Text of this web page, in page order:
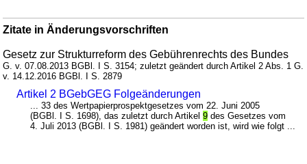
Zitate in Änderungsvorschriften
Gesetz zur Strukturreform des Gebührenrechts des Bundes
G. v. 07.08.2013 BGBl. I S. 3154; zuletzt geändert durch Artikel 2 Abs. 1 G.
v. 14.12.2016 BGBl. I S. 2879
Artikel 2 BGebGEG Folgeänderungen
... 33 des Wertpapierprospektgesetzes vom 22. Juni 2005
(BGBl. I S. 1698), das zuletzt durch Artikel9 des Gesetzes vom
4. Juli 2013 (BGBl. I S. 1981) geändert worden ist, wird wie folgt ...